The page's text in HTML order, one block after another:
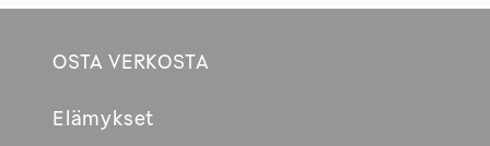
OSTA VERKOSTA
Elämykset